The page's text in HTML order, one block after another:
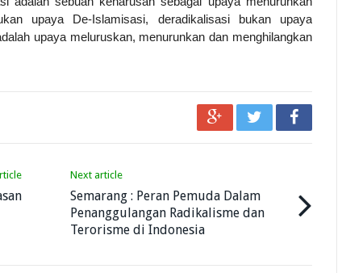
upaya De-Islamisasi, deradikalisasi bukan upaya
upaya meluruskan, menurunkan dan menghilangkan
Next article
Semarang : Peran Pemuda Dalam
Penanggulangan Radikalisme dan
Terorisme di Indonesia